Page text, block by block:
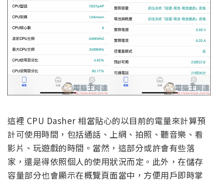
這裡 CPU Dasher 相當貼心的以目前的電量來計算預
計可使用時間，包括通話、上網、拍照、聽音樂、看
影片、玩遊戲的時間。當然，這部分或許會有些落
家，還是得依照個人的使用狀況而定。此外，在儲存
容量部分也會顯示在概覽頁面當中，方便用戶即時掌